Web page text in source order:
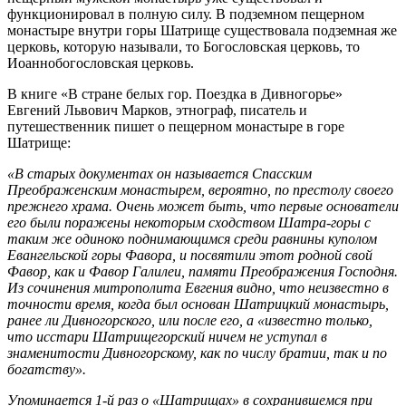
функционировал в полную силу. В подземном пещерном
монастыре внутри горы Шатрище существовала подземная же
церковь, которую называли, то Богословская церковь, то
Иоаннобогословская церковь.
В книге «В стране белых гор. Поездка в Дивногорье»
Евгений Львович Марков, этнограф, писатель и
путешественник пишет о пещерном монастыре в горе
Шатрище:
«В старых документах он называется Спасским
Преображенским монастырем, вероятно, по престолу своего
прежнего храма. Очень может быть, что первые основатели
его были поражены некоторым сходством Шатра-горы с
таким же одиноко поднимающимся среди равнины куполом
Евангельской горы Фавора, и посвятили этот родной свой
Фавор, как и Фавор Галилеи, памяти Преображения Господня.
Из сочинения митрополита Евгения видно, что неизвестно в
точности время, когда был основан Шатрицкий монастырь,
ранее ли Дивногорского, или после его, а «известно только,
что исстари Шатрищегорский ничем не уступал в
знаменитости Дивногорскому, как по числу братии, так и по
богатству».
Упоминается 1-й раз о «Шатрищах» в сохранившемся при